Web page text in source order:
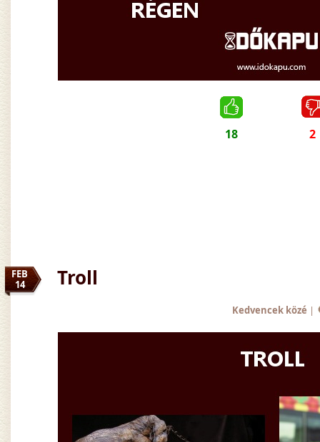
18 2
FEB
14
Troll
Kedvencek közé |